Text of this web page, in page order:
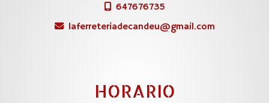
647676735
laferreteriadecandeu
gmail.com
HORARIO